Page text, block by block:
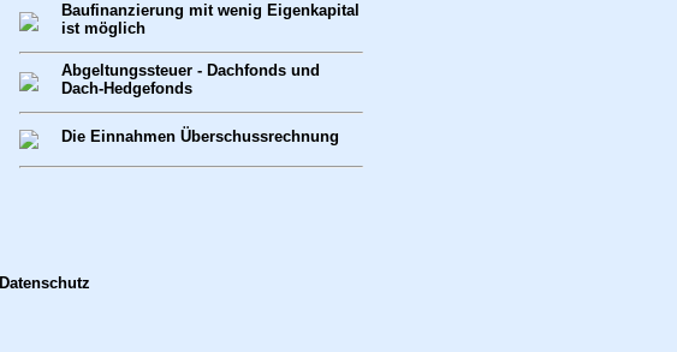
Baufinanzierung mit wenig Eigenkapital
ist möglich
Abgeltungssteuer - Dachfonds und
Dach-Hedgefonds
Die Einnahmen Überschussrechnung
Datenschutz